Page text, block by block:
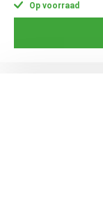
Op voorraad